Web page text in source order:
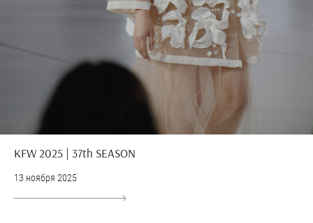
KFW 2025 | 37th SEASON
13 ноября 2025